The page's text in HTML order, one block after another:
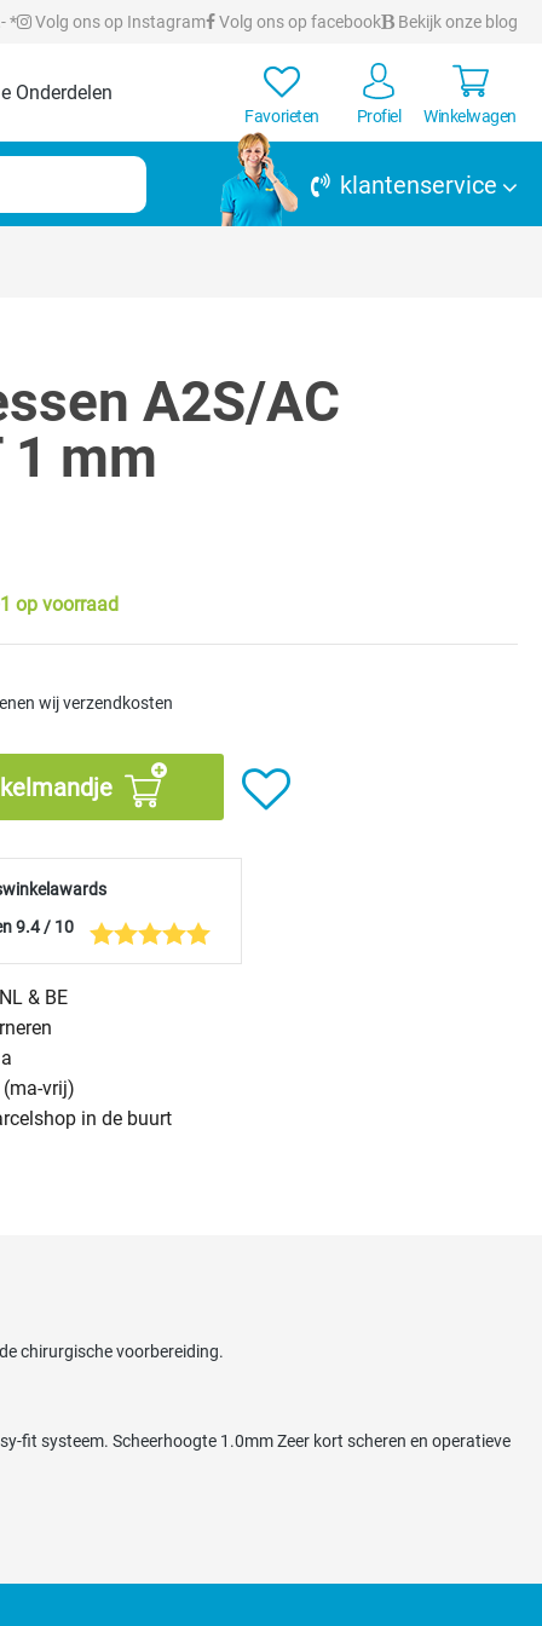
* Volg ons op Instagram Volg ons op facebook Bekijk onze blog
Onderdelen
Favorieten Profiel Winkelwagen
klantenservice
A2S/AC
1 mm
op voorraad
wij verzendkosten
9.4 / 10
& BE
vrij)
in de buurt
chirurgische voorbereiding.
fit systeem. Scheerhoogte 1.0mm Zeer kort scheren en operatieve